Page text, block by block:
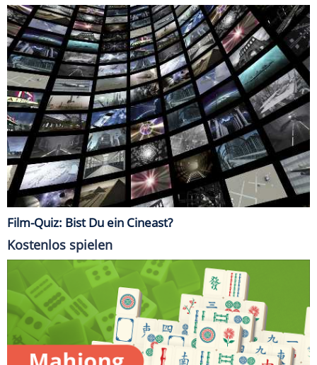
Film-Quiz: Bist Du ein Cineast?
Kostenlos spielen